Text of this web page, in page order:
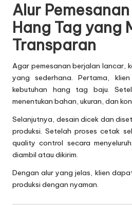
Alur
Hang Tag yang
Transparan
Agar pemesanan berjalan lancar,
yang sederhana. Pertama, klien
kebutuhan hang tag baju.
menentukan bahan, ukuran, dan
Selanjutnya, desain dicek dan
produksi. Setelah proses cetak
quality control secara
diambil atau dikirim.
Dengan alur yang jelas, klien
produksi dengan nyaman.